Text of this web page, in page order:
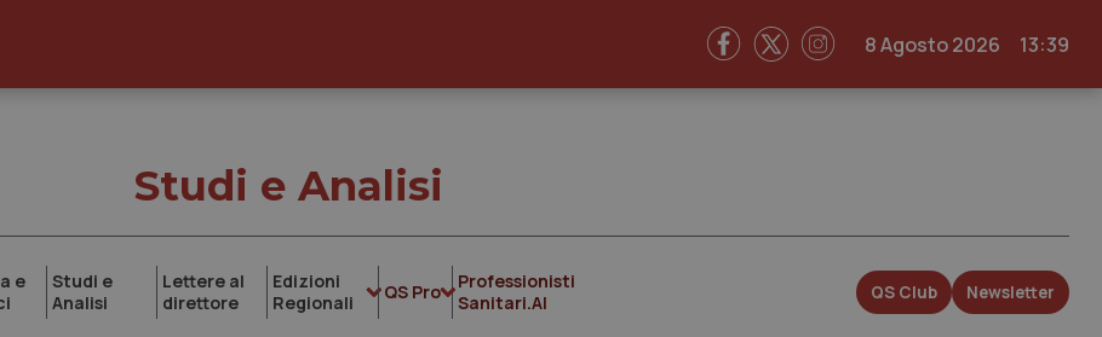
8 Agosto 2026 13:39
Studi e Analisi
e
Studi e
Analisi
Lettere al
direttore
Edizioni
Regionali
QS Pro
Professionisti
Sanitari.AI
QS Club Newsletter